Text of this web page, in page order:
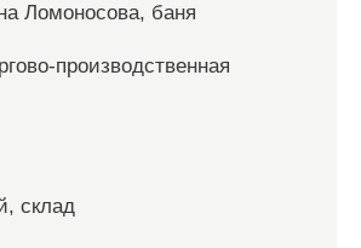
Ломоносова, баня
производственная
склад